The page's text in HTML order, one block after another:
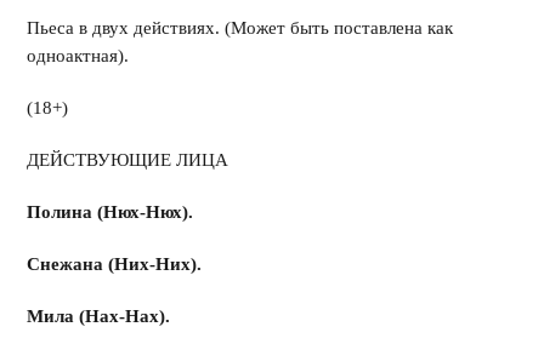
Пьеса в двух действиях. (Может быть поставлена как
одноактная).
(18+)
ДЕЙСТВУЮЩИЕ ЛИЦА
Полина (Нюх-Нюх).
Снежана (Них-Них).
Мила (Нах-Нах).